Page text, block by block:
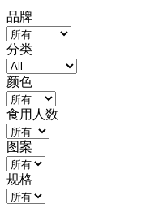
品牌
分类
颜色
食用人数
图案
规格